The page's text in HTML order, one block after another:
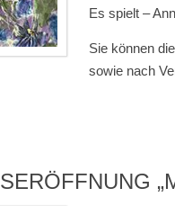
Es spielt –
Sie können
sowie nach